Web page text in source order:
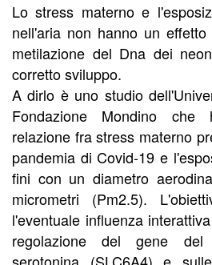
Lo stress materno e
nell'aria non hanno un
metilazione del Dna dei
corretto sviluppo.
A dirlo è uno studio
Fondazione Mondino che
relazione fra stress materno
pandemia di Covid-19 e
fini con un diametro
micrometri (Pm2.5).
l'eventuale influenza
regolazione del gene del